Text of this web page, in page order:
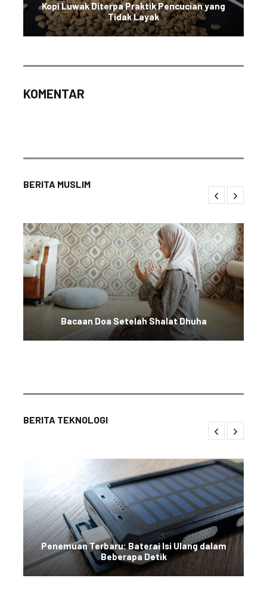
Kopi Luwak Diterpa Praktik Pencucian yang
Tidak Layak
KOMENTAR
BERITA MUSLIM
Bacaan Doa Setelah Shalat Dhuha
BERITA TEKNOLOGI
Penemuan Terbaru: Baterai Isi Ulang dalam
Beberapa Detik